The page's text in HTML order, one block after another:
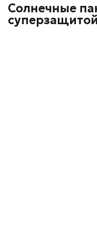
Солнечные